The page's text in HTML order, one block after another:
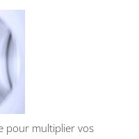
pour multiplier vos